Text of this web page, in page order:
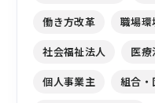
働き方改革
職場環
社会福祉法人
医療
個人事業主
組合・